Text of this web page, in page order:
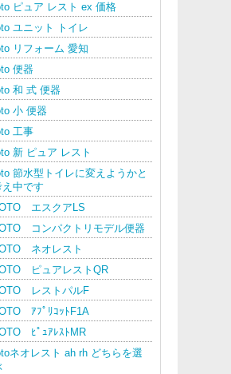
ピュア レスト ex 価格
ユニット トイレ
リフォーム 愛知
便器
和 式 便器
小 便器
工事
新 ピュア レスト
節水型トイレに変えようかと
え中です
エスクアLS
コンパクトリモデル便器
ネオレスト
ピュアレストQR
レストパルF
ｱﾌﾟﾘｺｯﾄF1A
ﾋﾟｭｱﾚｽﾄMR
ネオレスト ah rh どちらを選